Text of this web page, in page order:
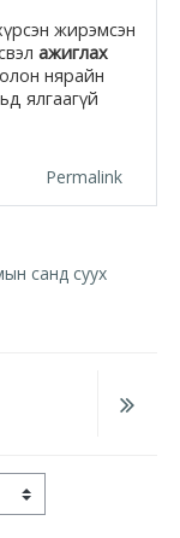
жирэмсэн
ажиглах
нярайн
ялгаагүй
Permalink
санд суух